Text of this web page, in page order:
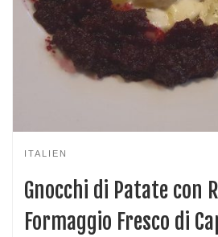
ITALIEN
Gnocchi di Patate con
Formaggio Fresco di